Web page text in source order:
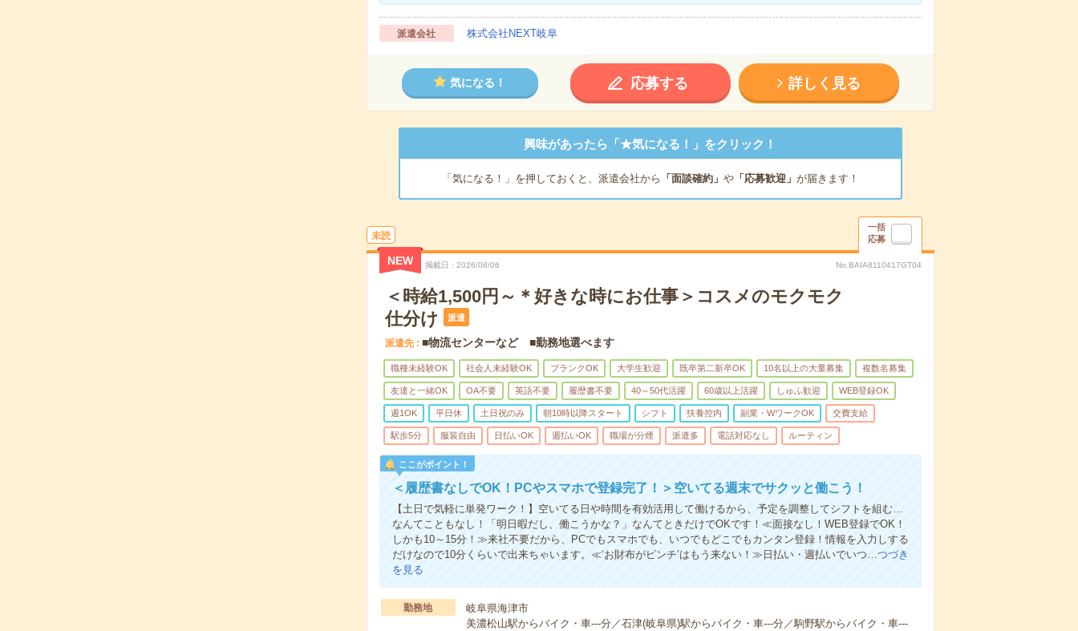
派遣会社 株式会社NEXT岐阜
気になる！ 応募する 詳しく見る
興味があったら「★気になる！」をクリック！
「気になる！」を押しておくと、派遣会社から 「面談確約」 や「応募歓迎」 が届きます！
未読
一括
応募
NEW 掲載日 2026/08/06 No.BAIA8110417GT04
＜時給1,500円～＊好きな時にお仕事＞コスメのモクモク
仕分け
派遣
派遣先 ■物流センターなど ■勤務地選べます
職種未経験OK 社会人未経験OK ブランクOK 大学生歓迎 既卒第二新卒OK 10名以上の大量募集 複数名募集
友達と一緒OK OA不要 英語不要 履歴書不要 40～50代活躍 60歳以上活躍 しゅふ歓迎 WEB登録OK
週1OK 平日休 土日祝のみ 朝10時以降スタート シフト 扶養控内 副業・WワークOK 交費支給
駅歩5分 服装自由 日払いOK 週払いOK 職場が分煙 派遣多 電話対応なし ルーティン
ここがポイント！
＜履歴書なしでOK！PCやスマホで登録完了！＞空いてる週末でサクッと働こう！
【土日で気軽に単発ワーク！】空いてる日や時間を有効活用して働けるから、予定を調整してシフトを組む…
なんてこともなし！「明日暇だし、働こうかな？」なんてときだけでOKです！≪面接なし！WEB登録でOK！
しかも10～15分！≫来社不要だから、PCでもスマホでも、いつでもどこでもカンタン登録！情報を入力しする
だけなので10分くらいで出来ちゃいます。≪‘お財布がピンチ’はもう来ない！≫日払い・週払いでいつ…つづき
を見る
勤務地
岐阜県海津市
美濃松山駅からバイク・車---分／石津(岐阜県)駅からバイク・車---分／駒野駅からバイク・車---